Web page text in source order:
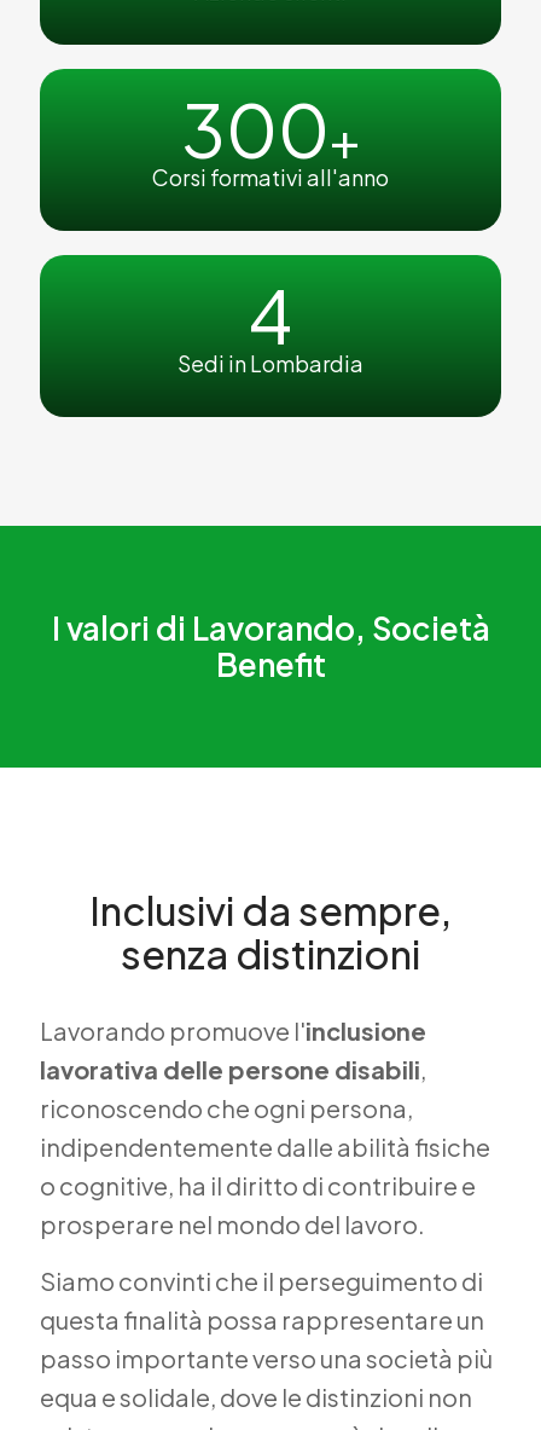
300+
Corsi formativi all'anno
4
Sedi in Lombardia
I valori di Lavorando, Società
Benefit
Inclusivi da sempre,
senza distinzioni
Lavorando promuove l'inclusione
lavorativa delle persone disabili,
riconoscendo che ogni persona,
indipendentemente dalle abilità fisiche
o cognitive, ha il diritto di contribuire e
prosperare nel mondo del lavoro.
Siamo convinti che il perseguimento di
questa finalità possa rappresentare un
passo importante verso una società più
equa e solidale, dove le distinzioni non